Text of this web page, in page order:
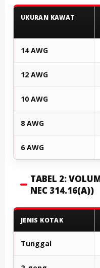
UKURAN KAWAT
14 AWG
12 AWG
10 AWG
8 AWG
6 AWG
TABEL 2:
NEC 314.16(A))
JENIS KOTAK
Tunggal